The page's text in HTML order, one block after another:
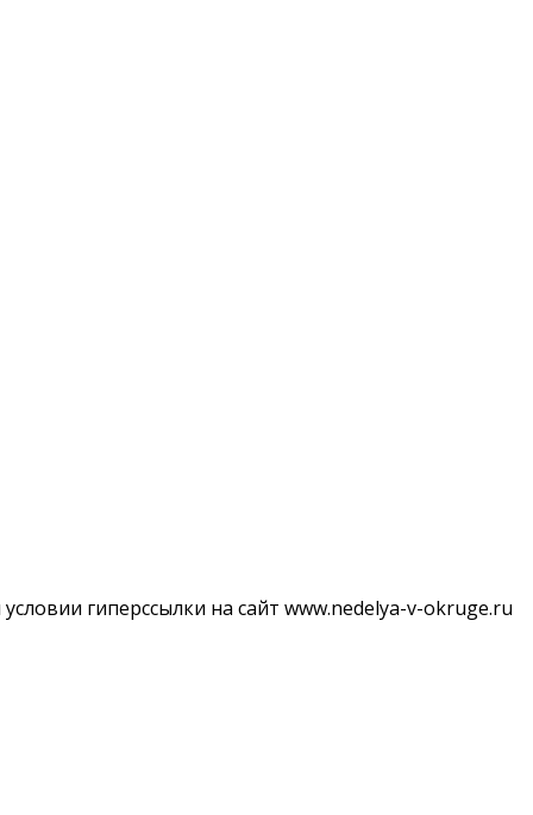
гиперссылки на сайт www.nedelya-v-okruge.ru